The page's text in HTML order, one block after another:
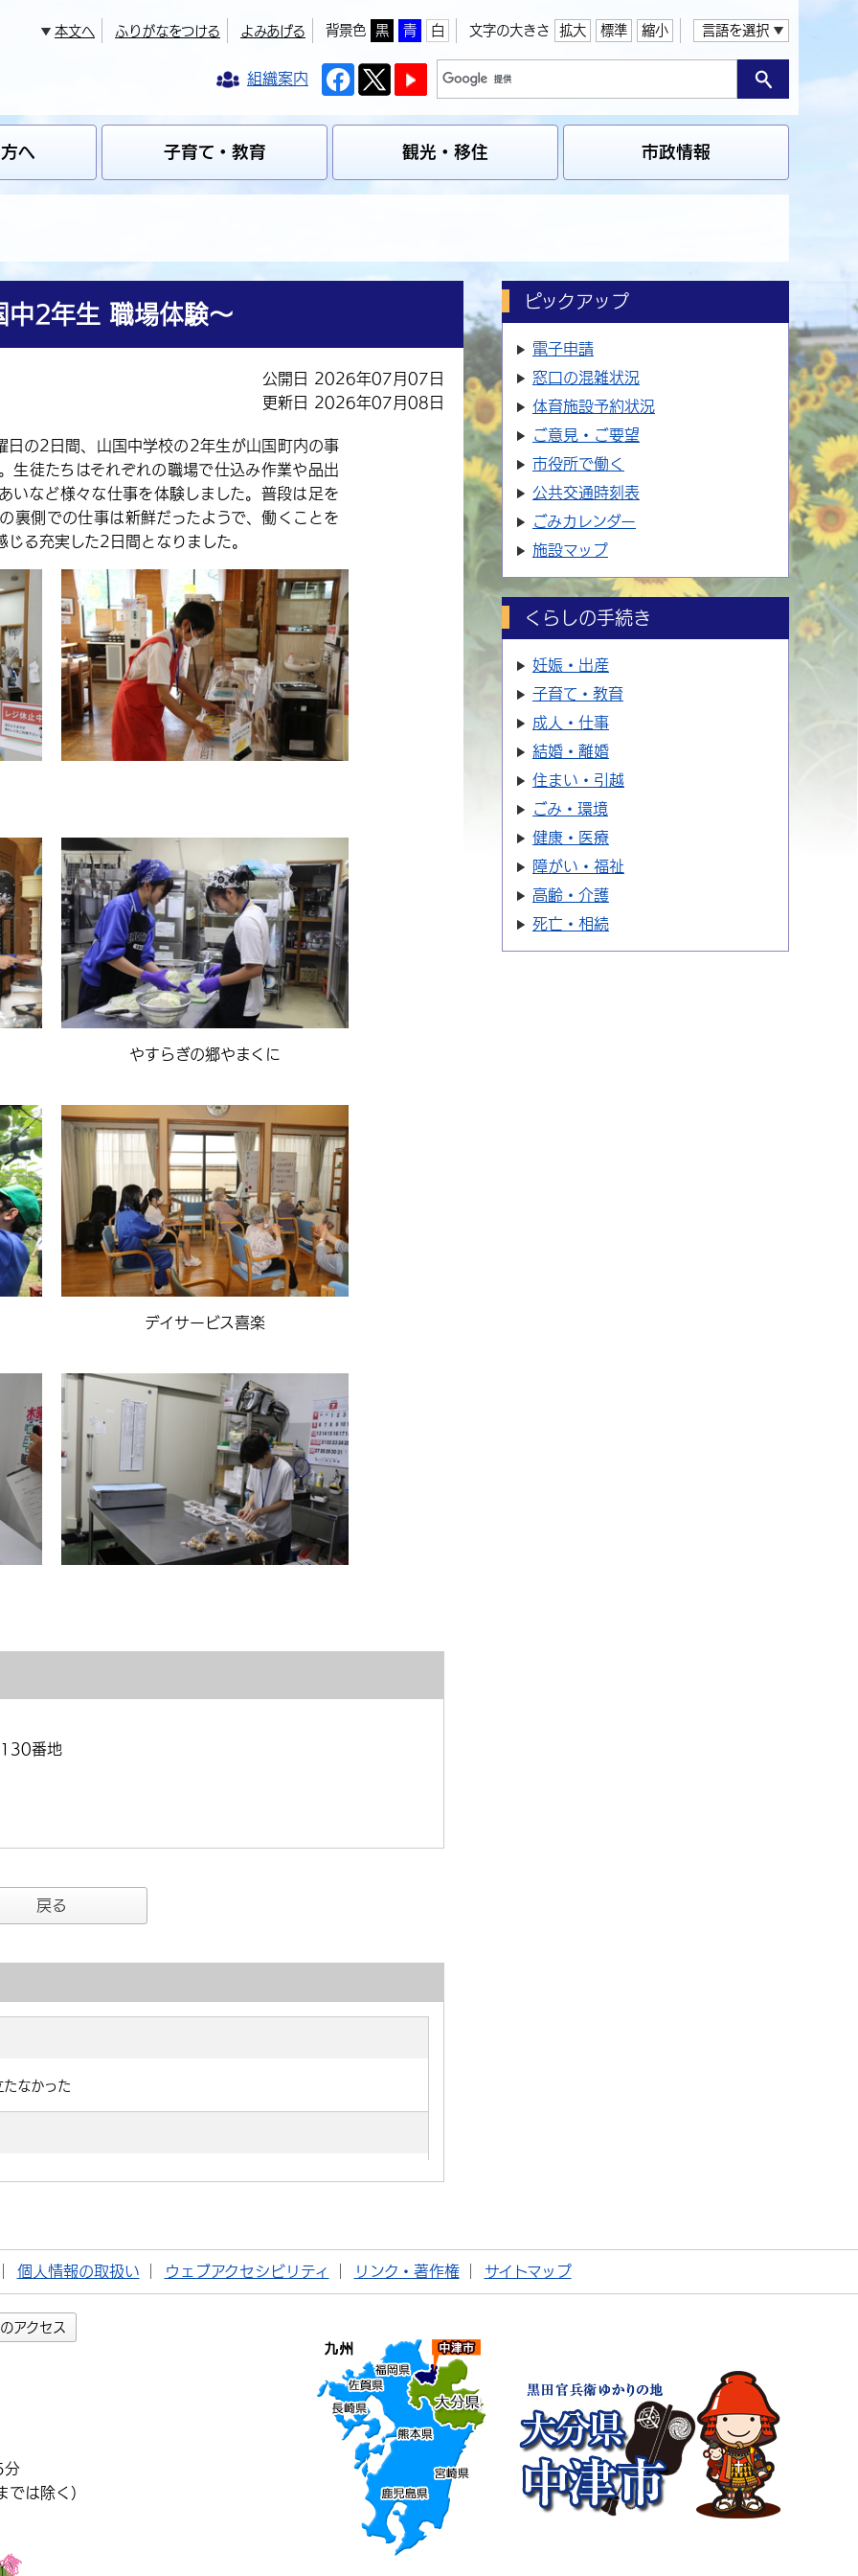
本文へ ふりがなをつける よみあげる 背景色 黒 青 白 文字の大きさ 拡大 標準 縮小 言語を選択
組織案内
へ 子育て・教育 観光・移住 市政情報
中2年生 職場体験～
公開日 2026年07月07日
更新日 2026年07月08日
の2日間、山国中学校の2年生が山国町内の事
生徒たちはそれぞれの職場で仕込み作業や品出
いなど様々な仕事を体験しました。普段は足を
裏側での仕事は新鮮だったようで、働くことを
る充実した2日間となりました。
やすらぎの郷やまくに
デイサービス喜楽
番地
戻る
ピックアップ
電子申請
窓口の混雑状況
体育施設予約状況
ご意見・ご要望
市役所で働く
公共交通時刻表
ごみカレンダー
施設マップ
くらしの手続き
妊娠・出産
子育て・教育
成人・仕事
結婚・離婚
住まい・引越
ごみ・環境
健康・医療
障がい・福祉
高齢・介護
死亡・相続
個人情報の取扱い ウェブアクセシビリティ リンク・著作権 サイトマップ
アクセス
分
は除く）